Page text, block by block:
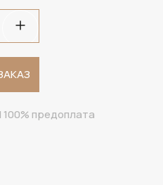
100% предоплата